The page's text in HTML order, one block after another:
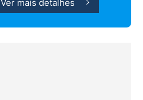
Ver mais detalhes